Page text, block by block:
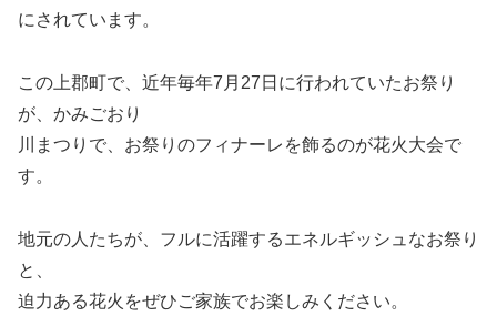
にされています。
この上郡町で、近年毎年7月27日に行われていたお祭り
が、かみごおり
川まつりで、お祭りのフィナーレを飾るのが花火大会で
す。
地元の人たちが、フルに活躍するエネルギッシュなお祭り
と、
迫力ある花火をぜひご家族でお楽しみください。